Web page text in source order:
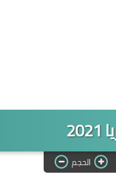
الحجم